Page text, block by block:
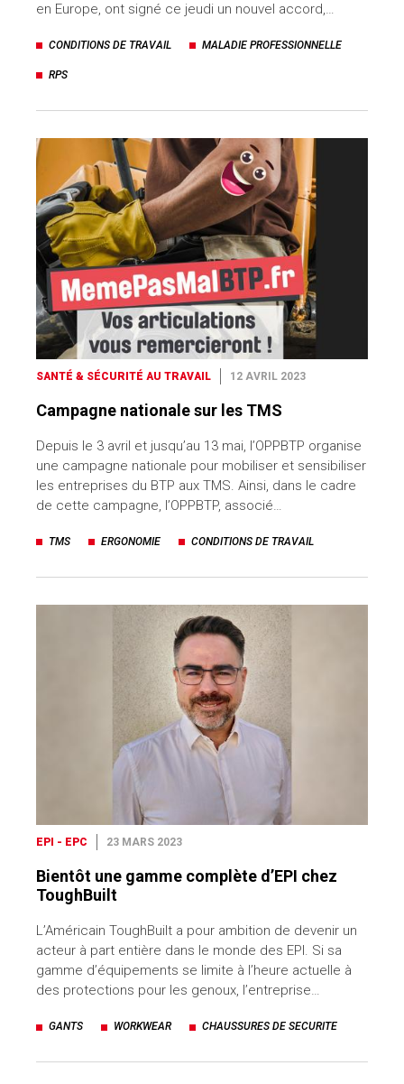
en Europe, ont signé ce jeudi un nouvel accord,…
CONDITIONS DE TRAVAIL MALADIE PROFESSIONNELLE
RPS
SANTÉ & SÉCURITÉ AU TRAVAIL 12 AVRIL 2023
Campagne nationale sur les TMS
Depuis le 3 avril et jusqu’au 13 mai, l’OPPBTP organise
une campagne nationale pour mobiliser et sensibiliser
les entreprises du BTP aux TMS. Ainsi, dans le cadre
de cette campagne, l’OPPBTP, associé…
TMS ERGONOMIE CONDITIONS DE TRAVAIL
EPI - EPC 23 MARS 2023
Bientôt une gamme complète d’EPI chez
ToughBuilt
L’Américain ToughBuilt a pour ambition de devenir un
acteur à part entière dans le monde des EPI. Si sa
gamme d’équipements se limite à l’heure actuelle à
des protections pour les genoux, l’entreprise…
GANTS WORKWEAR CHAUSSURES DE SECURITE